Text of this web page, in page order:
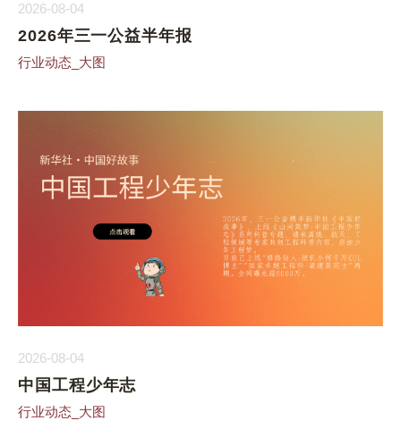
2026-08-04
2026年三一公益半年报
行业动态_大图
2026-08-04
中国工程少年志
行业动态_大图